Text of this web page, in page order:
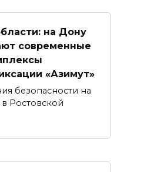
на Дону
современные
«Азимут»
безопасности на
Ростовской